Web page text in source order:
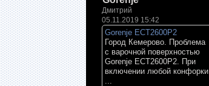
Дмитрий
05.11.2019 15:42
Gorenje ECT2600P2
Город Кемерово. Проблема
с варочной поверхностью
Gorenje ECT2600P2. При
включении любой конфорки
...